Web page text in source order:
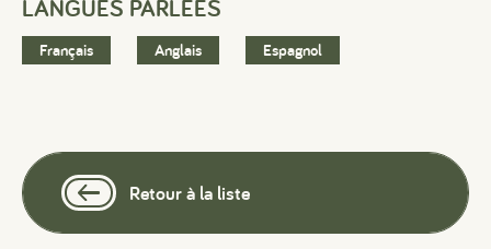
LANGUES PARLÉES
Français Anglais Espagnol
Retour à la liste